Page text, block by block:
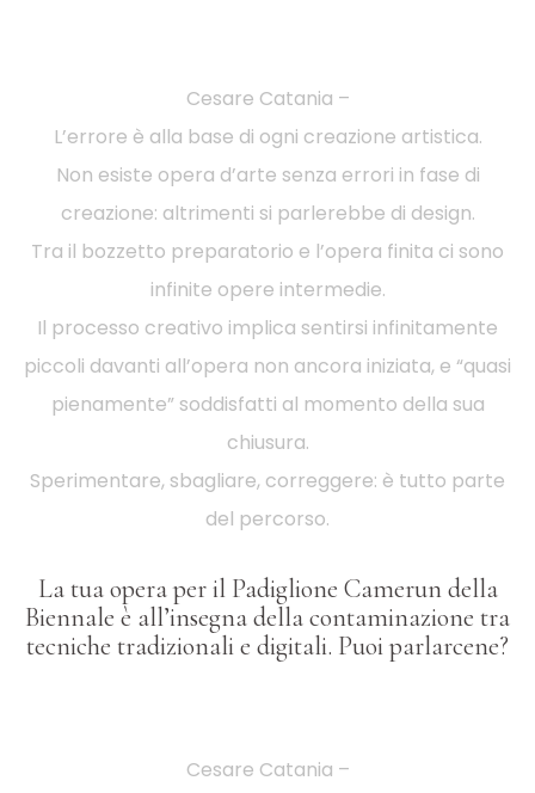
Cesare Catania –
L’errore è alla base di ogni creazione artistica.
Non esiste opera d’arte senza errori in fase di
creazione: altrimenti si parlerebbe di design.
Tra il bozzetto preparatorio e l’opera finita ci sono
infinite opere intermedie.
Il processo creativo implica sentirsi infinitamente
piccoli davanti all’opera non ancora iniziata, e “quasi
pienamente” soddisfatti al momento della sua
chiusura.
Sperimentare, sbagliare, correggere: è tutto parte
del percorso.
La tua opera per il Padiglione Camerun della
Biennale è all’insegna della contaminazione tra
tecniche tradizionali e digitali. Puoi parlarcene?
Cesare Catania –